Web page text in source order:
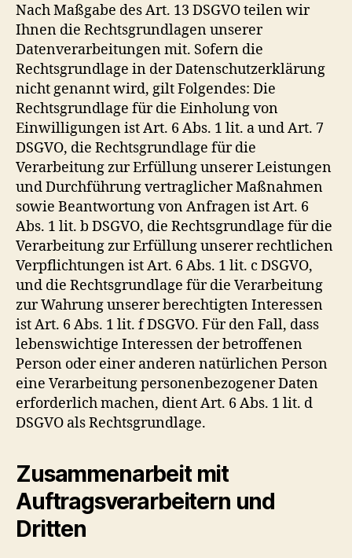
Nach Maßgabe des Art. 13 DSGVO teilen wir
Ihnen die Rechtsgrundlagen unserer
Datenverarbeitungen mit. Sofern die
Rechtsgrundlage in der Datenschutzerklärung
nicht genannt wird, gilt Folgendes: Die
Rechtsgrundlage für die Einholung von
Einwilligungen ist Art. 6 Abs. 1 lit. a und Art. 7
DSGVO, die Rechtsgrundlage für die
Verarbeitung zur Erfüllung unserer Leistungen
und Durchführung vertraglicher Maßnahmen
sowie Beantwortung von Anfragen ist Art. 6
Abs. 1 lit. b DSGVO, die Rechtsgrundlage für die
Verarbeitung zur Erfüllung unserer rechtlichen
Verpflichtungen ist Art. 6 Abs. 1 lit. c DSGVO,
und die Rechtsgrundlage für die Verarbeitung
zur Wahrung unserer berechtigten Interessen
ist Art. 6 Abs. 1 lit. f DSGVO. Für den Fall, dass
lebenswichtige Interessen der betroffenen
Person oder einer anderen natürlichen Person
eine Verarbeitung personenbezogener Daten
erforderlich machen, dient Art. 6 Abs. 1 lit. d
DSGVO als Rechtsgrundlage.
Zusammenarbeit mit
Auftragsverarbeitern und
Dritten